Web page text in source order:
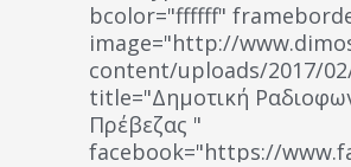
bcolor="ffffff"
image="http://
content/uploads/2017/
title="Δημοτική
Πρέβεζας "
facebook="https://